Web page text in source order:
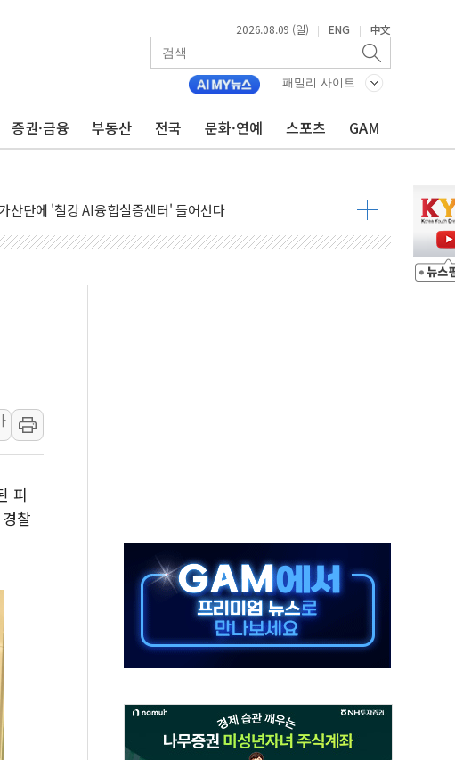
2026.08.09 (일) | ENG | 中文
패밀리 사이트
증권·금융 부동산 전국 문화·연예 스포츠 GAM
질식사고 발생…작업자 1명 숨져
하류서 50대 숨진 채 발견...경찰, 조사 중
래에 누적 '1.48%p' 차 선두 유지...金 46.01% vs 鄭 44.53%
머니 살해 10대 구속…범행 후 반려견도 죽여
·경북 경선서 정청래에 승리…金 48.54% vs 鄭 44.40%
경선 결과 발표...김민석 50.30% 정청래 41.94% 송영길 7.76%
장기고객 400명 맞이…"마음 잇는 시간 되길"
공인에 '행복상자' 전달
막 '태극기 거꾸로' 논란…이틀만에 철거
면 손질… 예술·체육요원 최대 33% 감축
트 판매, 역대 최대폭 감소한 9.4%↓…유통업계 양극화 심화
원, '정부 특사'로 콜롬비아 대통령 취임식 참석
보' 울진 시간당 30mm 강한 비...호우 피해 없어
하우스' 공방…野 "청년 우롱 기괴" vs 與 "송구한 해프닝"
피
찰